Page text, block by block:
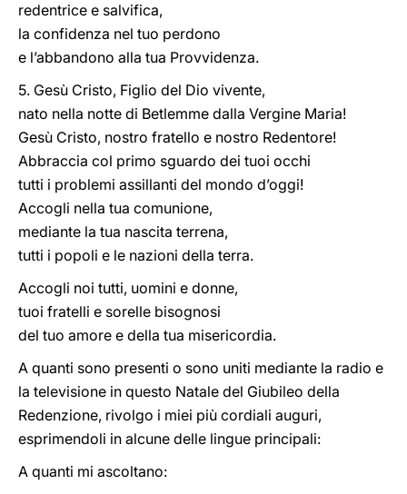
redentrice e salvifica,
la confidenza nel tuo perdono
e l’abbandono alla tua Provvidenza.
5. Gesù Cristo, Figlio del Dio vivente,
nato nella notte di Betlemme dalla Vergine Maria!
Gesù Cristo, nostro fratello e nostro Redentore!
Abbraccia col primo sguardo dei tuoi occhi
tutti i problemi assillanti del mondo d’oggi!
Accogli nella tua comunione,
mediante la tua nascita terrena,
tutti i popoli e le nazioni della terra.
Accogli noi tutti, uomini e donne,
tuoi fratelli e sorelle bisognosi
del tuo amore e della tua misericordia.
A quanti sono presenti o sono uniti mediante la radio e
la televisione in questo Natale del Giubileo della
Redenzione, rivolgo i miei più cordiali auguri,
esprimendoli in alcune delle lingue principali:
A quanti mi ascoltano: